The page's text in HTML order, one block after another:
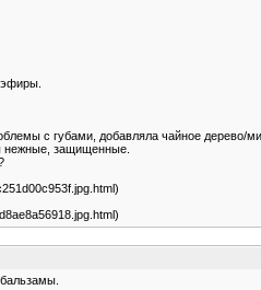
с губами, добавляла чайное
нежные, защищенные.